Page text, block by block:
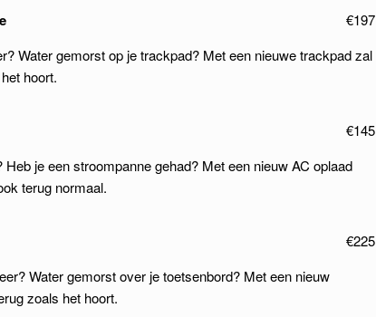
€197
Water gemorst op je trackpad? Met een nieuwe trackpad zal
hoort.
€145
je een stroompanne gehad? Met een nieuw AC oplaad
terug normaal.
€225
Water gemorst over je toetsenbord? Met een nieuw
zoals het hoort.